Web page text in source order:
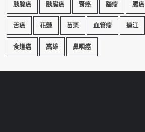
胰腺癌 胰臟癌 腎癌 腦瘤 腸癌
舌癌 花蓮 苗栗 血管瘤 連江
食道癌 高雄 鼻咽癌